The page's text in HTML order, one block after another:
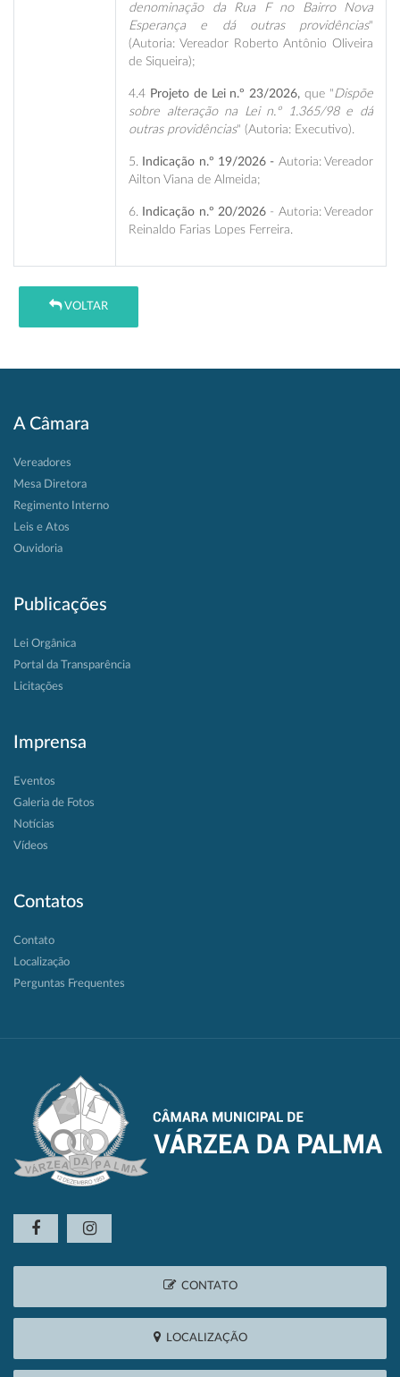
denominação da Rua F no Bairro Nova
Esperança e dá outras providências"
(Autoria: Vereador Roberto Antônio Oliveira
de Siqueira);
4.4 Projeto de Lei n.º 23/2026, que "Dispõe
sobre alteração na Lei n.º 1.365/98 e dá
outras providências" (Autoria: Executivo).
5. Indicação n.º 19/2026 - Autoria: Vereador
Ailton Viana de Almeida;
6. Indicação n.º 20/2026 - Autoria: Vereador
Reinaldo Farias Lopes Ferreira.
VOLTAR
A Câmara
Vereadores
Mesa Diretora
Regimento Interno
Leis e Atos
Ouvidoria
Publicações
Lei Orgânica
Portal da Transparência
Licitações
Imprensa
Eventos
Galeria de Fotos
Notícias
Vídeos
Contatos
Contato
Localização
Perguntas Frequentes
CONTATO
LOCALIZAÇÃO